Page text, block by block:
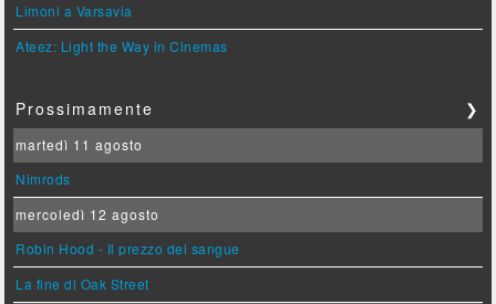
Limoni a Varsavia
Ateez: Light the Way in Cinemas
Prossimamente ❯
martedì 11 agosto
Nimrods
mercoledì 12 agosto
Robin Hood - Il prezzo del sangue
La fine di Oak Street